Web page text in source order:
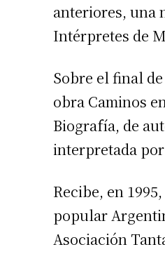
anteriores, una
Intérpretes de
Sobre el final
obra Caminos
Biografía, de
interpretada
Recibe, en
popular
Asociación